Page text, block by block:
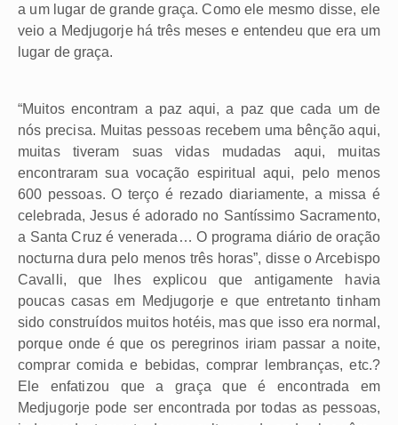
a um lugar de grande graça. Como ele mesmo disse, ele
veio a Medjugorje há três meses e entendeu que era um
lugar de graça.
“Muitos encontram a paz aqui, a paz que cada um de
nós precisa. Muitas pessoas recebem uma bênção aqui,
muitas tiveram suas vidas mudadas aqui, muitas
encontraram sua vocação espiritual aqui, pelo menos
600 pessoas. O terço é rezado diariamente, a missa é
celebrada, Jesus é adorado no Santíssimo Sacramento,
a Santa Cruz é venerada… O programa diário de oração
nocturna dura pelo menos três horas”, disse o Arcebispo
Cavalli, que lhes explicou que antigamente havia
poucas casas em Medjugorje e que entretanto tinham
sido construídos muitos hotéis, mas que isso era normal,
porque onde é que os peregrinos iriam passar a noite,
comprar comida e bebidas, comprar lembranças, etc.?
Ele enfatizou que a graça que é encontrada em
Medjugorje pode ser encontrada por todas as pessoas,